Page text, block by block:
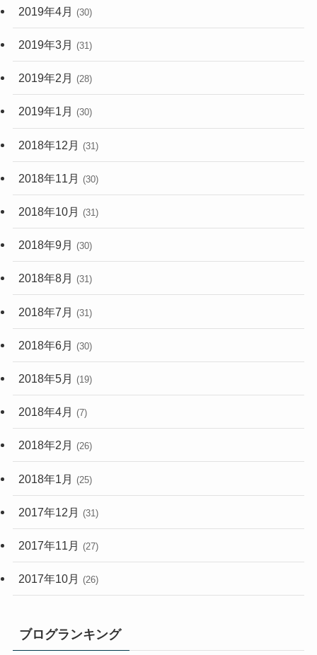
2019年4月 (30)
2019年3月 (31)
2019年2月 (28)
2019年1月 (30)
2018年12月 (31)
2018年11月 (30)
2018年10月 (31)
2018年9月 (30)
2018年8月 (31)
2018年7月 (31)
2018年6月 (30)
2018年5月 (19)
2018年4月 (7)
2018年2月 (26)
2018年1月 (25)
2017年12月 (31)
2017年11月 (27)
2017年10月 (26)
ブログランキング